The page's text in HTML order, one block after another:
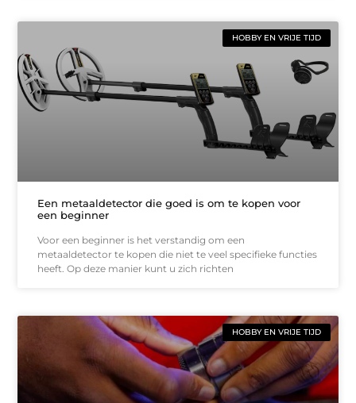
HOBBY EN VRIJE TIJD
Een metaaldetector die goed is om te kopen voor
een beginner
Voor een beginner is het verstandig om een
metaaldetector te kopen die niet te veel specifieke functies
heeft. Op deze manier kunt u zich richten
HOBBY EN VRIJE TIJD